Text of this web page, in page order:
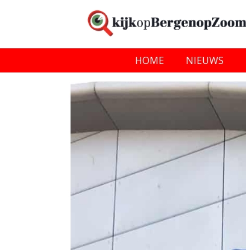
HOME NIEUWS